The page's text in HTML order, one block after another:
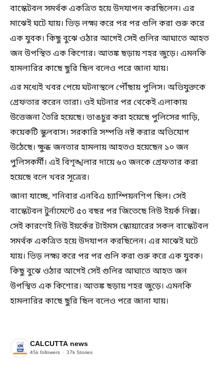
বাস্কেটবল সমর্থক একত্রিত হয়ে উদযাপন করছিলেন। এর
মাঝেই ঘটে যায়। ভিড় লক্ষ্য করে পর পর গুলি করা শুরু করে
এক যুবক। কিছু বুঝে ওঠার আগেই সেই গুলির আঘাতে আহত
জন উপস্থিত এক কিশোর। আতঙ্ক ছড়ায় শহর জুড়ে। এমনকি
হামলারির কাছে ছুরি ছিল বলেও পরে জানা যায়।
এর মধ্যেই খবর পেয়ে ঘটনাস্থলে পৌঁছায় পুলিস। অভিযুক্তকে
গ্রেফতার করেন তারা। ওই ঘটনার পর থেকেই এলাকায়
উত্তেজনা তৈরি হয়েছে। ভাঙচুর করা হয়েছে পুলিসের গাড়ি,
কয়েকটি স্কুলবাস। সরকারি সম্পত্তি নষ্ট করার অভিযোগ
উঠেছে। ক্ষুব্ধ জনতার হামলায় আহতও হয়েছেন ১০ জন
পুলিসকর্মী। এই বিশৃঙ্খলার দায়ে ৬৩ জনকে গ্রেফতার করা
হয়েছে বলে খবর সূত্রের।
জানা যাচ্ছে, শনিবার এনবিএ চ্যাম্পিয়নশিপ ছিল। সেই
বাস্কেটবল টুর্নামেন্টে ৫৩ বছর পর জিতেছে নিউ ইয়র্ক নিক্স।
সেই কারণেই নিউ ইয়র্কের টাইমস স্কোয়্যারের সকল বাস্কেটবল
সমর্থক একত্রিত হয়ে উদযাপন করছিলেন। এর মাঝেই ঘটে
যায়। ভিড় লক্ষ্য করে পর পর গুলি করা শুরু করে এক যুবক।
কিছু বুঝে ওঠার আগেই সেই গুলির আঘাতে আহত জন
উপস্থিত এক কিশোর। আতঙ্ক ছড়ায় শহর জুড়ে। এমনকি
হামলারির কাছে ছুরি ছিল বলেও পরে জানা যায়।
CALCUTTA news
45k followers 37k Stories